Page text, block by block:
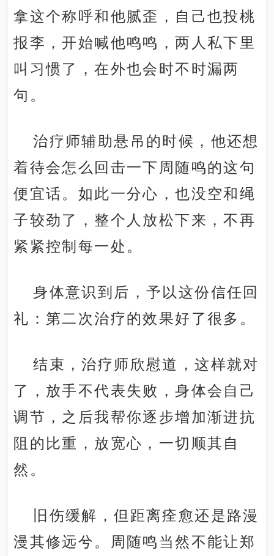
拿这个称呼和他腻歪，自己也投桃
报李，开始喊他鸣鸣，两人私下里
叫习惯了，在外也会时不时漏两
句。
治疗师辅助悬吊的时候，他还想
着待会怎么回击一下周随鸣的这句
便宜话。如此一分心，也没空和绳
子较劲了，整个人放松下来，不再
紧紧控制每一处。
身体意识到后，予以这份信任回
礼：第二次治疗的效果好了很多。
结束，治疗师欣慰道，这样就对
了，放手不代表失败，身体会自己
调节，之后我帮你逐步增加渐进抗
阻的比重，放宽心，一切顺其自
然。
旧伤缓解，但距离痊愈还是路漫
漫其修远兮。周随鸣当然不能让郑